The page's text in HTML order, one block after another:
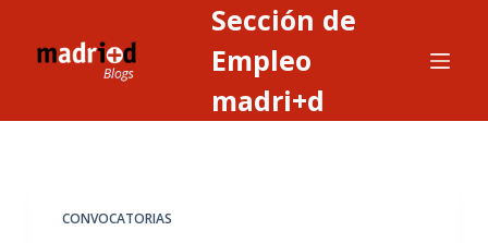
Sección de
Empleo
madri+d
CONVOCATORIAS